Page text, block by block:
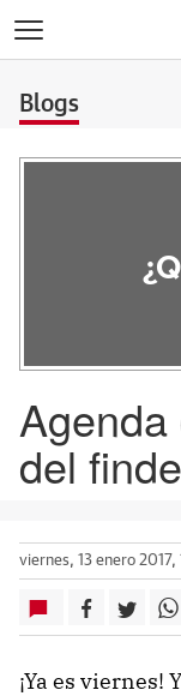
Blogs
del
viernes, 13 enero
¡Ya es viernes!